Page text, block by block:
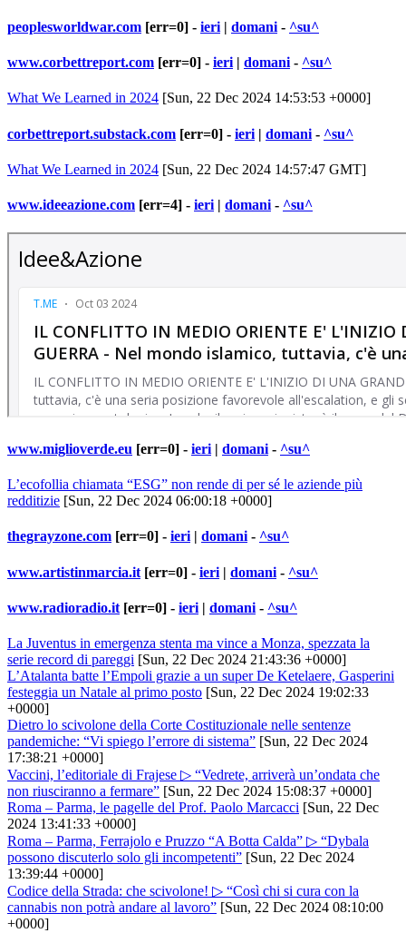
peoplesworldwar.com [err=0] - ieri | domani - ^su^
www.corbettreport.com [err=0] - ieri | domani - ^su^
What We Learned in 2024 [Sun, 22 Dec 2024 14:53:53 +0000]
corbettreport.substack.com [err=0] - ieri | domani - ^su^
What We Learned in 2024 [Sun, 22 Dec 2024 14:57:47 GMT]
www.ideeazione.com [err=4] - ieri | domani - ^su^
www.miglioverde.eu [err=0] - ieri | domani - ^su^
L’ecofollia chiamata “ESG” non rende di per sé le aziende più
redditizie [Sun, 22 Dec 2024 06:00:18 +0000]
thegrayzone.com [err=0] - ieri | domani - ^su^
www.artistinmarcia.it [err=0] - ieri | domani - ^su^
www.radioradio.it [err=0] - ieri | domani - ^su^
La Juventus in emergenza stenta ma vince a Monza, spezzata la
serie record di pareggi [Sun, 22 Dec 2024 21:43:36 +0000]
L’Atalanta batte l’Empoli grazie a un super De Ketelaere, Gasperini
festeggia un Natale al primo posto [Sun, 22 Dec 2024 19:02:33
+0000]
Dietro lo scivolone della Corte Costituzionale nelle sentenze
pandemiche: “Vi spiego l’errore di sistema” [Sun, 22 Dec 2024
17:38:21 +0000]
Vaccini, l’editoriale di Frajese ▷ “Vedrete, arriverà un’ondata che
non riusciranno a fermare” [Sun, 22 Dec 2024 15:08:37 +0000]
Roma – Parma, le pagelle del Prof. Paolo Marcacci [Sun, 22 Dec
2024 13:41:33 +0000]
Roma – Parma, Ferrajolo e Pruzzo “A Botta Calda” ▷ “Dybala
possono discuterlo solo gli incompetenti” [Sun, 22 Dec 2024
13:39:44 +0000]
Codice della Strada: che scivolone! ▷ “Così chi si cura con la
cannabis non potrà andare al lavoro” [Sun, 22 Dec 2024 08:10:00
+0000]